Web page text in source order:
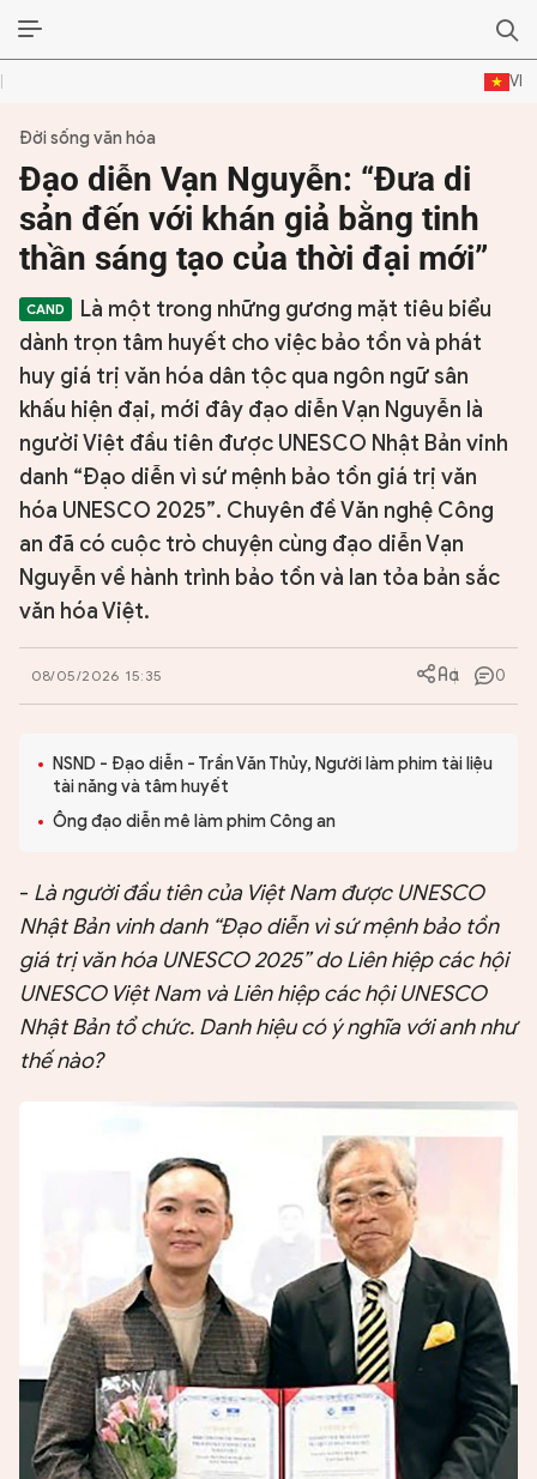
VI
ĐỜI SỐNG VĂN HÓA
TƯ LIỆU VĂN HÓA
LÝ LUẬN
THƠ
TRUYỀN THỐNG
TRUYỆN
DIỄN ĐÀN
CHUYÊN TRANG
Đời sống văn hóa
Đạo diễn Vạn Nguyễn: “Đưa di
sản đến với khán giả bằng tinh
thần sáng tạo của thời đại mới”
Là một trong những gương mặt tiêu biểu
dành trọn tâm huyết cho việc bảo tồn và phát
huy giá trị văn hóa dân tộc qua ngôn ngữ sân
khấu hiện đại, mới đây đạo diễn Vạn Nguyễn là
người Việt đầu tiên được UNESCO Nhật Bản vinh
danh “Đạo diễn vì sứ mệnh bảo tồn giá trị văn
hóa UNESCO 2025”. Chuyên đề Văn nghệ Công
an đã có cuộc trò chuyện cùng đạo diễn Vạn
Nguyễn về hành trình bảo tồn và lan tỏa bản sắc
văn hóa Việt.
08/05/2026 15:35 0
NSND - Đạo diễn - Trần Văn Thủy, Người làm phim tài liệu
tài năng và tâm huyết
Ông đạo diễn mê làm phim Công an
- Là người đầu tiên của Việt Nam được UNESCO
Nhật Bản vinh danh “Đạo diễn vì sứ mệnh bảo tồn
giá trị văn hóa UNESCO 2025” do Liên hiệp các hội
UNESCO Việt Nam và Liên hiệp các hội UNESCO
Nhật Bản tổ chức. Danh hiệu có ý nghĩa với anh như
thế nào?